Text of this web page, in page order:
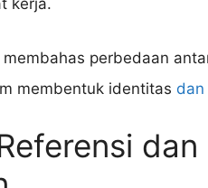
kerja.
perbedaan
membentuk identitas dan